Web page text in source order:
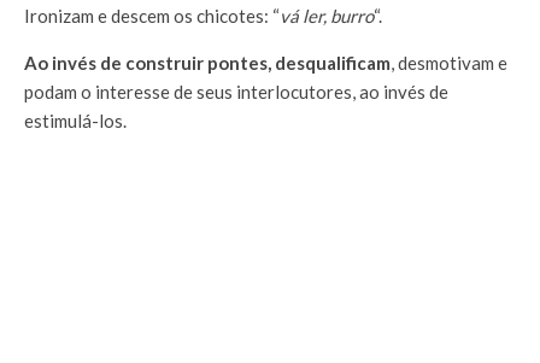
Ironizam e descem os chicotes: “vá ler, burro“.
Ao invés de construir pontes, desqualificam, desmotivam e
podam o interesse de seus interlocutores, ao invés de
estimulá-los.